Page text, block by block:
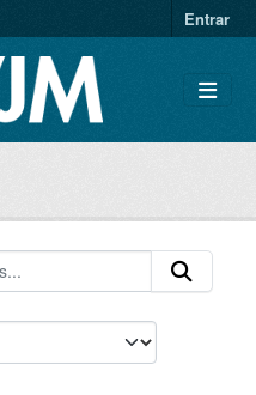
Entrar